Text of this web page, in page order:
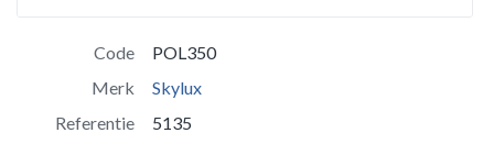
Code
POL350
Merk
Skylux
Referentie
5135